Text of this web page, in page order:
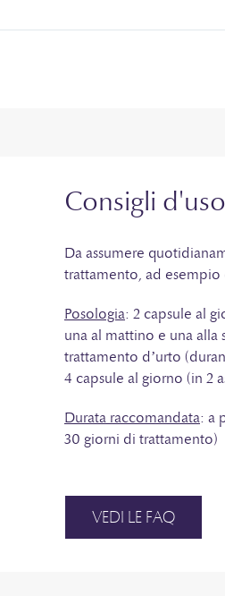
Consigli d'uso
Da assumere
trattamento, ad
Posologia: 2 capsule al
una al mattino e una alla
trattamento d’urto
4 capsule al giorno (in 2
Durata raccomandata: a
30 giorni di trattamento)
VEDI LE FAQ